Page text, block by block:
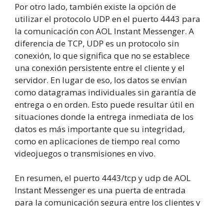
Por otro lado, también existe la opción de
utilizar el protocolo UDP en el puerto 4443 para
la comunicación con AOL Instant Messenger. A
diferencia de TCP, UDP es un protocolo sin
conexión, lo que significa que no se establece
una conexión persistente entre el cliente y el
servidor. En lugar de eso, los datos se envían
como datagramas individuales sin garantía de
entrega o en orden. Esto puede resultar útil en
situaciones donde la entrega inmediata de los
datos es más importante que su integridad,
como en aplicaciones de tiempo real como
videojuegos o transmisiones en vivo.
En resumen, el puerto 4443/tcp y udp de AOL
Instant Messenger es una puerta de entrada
para la comunicación segura entre los clientes y